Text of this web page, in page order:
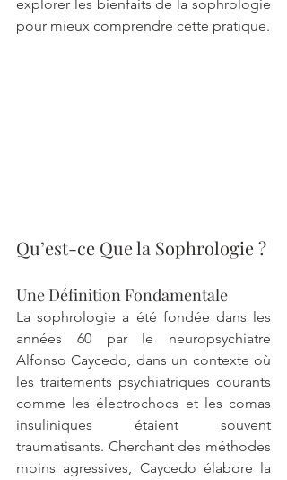
explorer les bienfaits de la sophrologie
Qu’est-ce Que la Sophrologie ?
Une Définition Fondamentale
La sophrologie a été fondée dans les
années 60 par le neuropsychiatre
Alfonso Caycedo, dans un contexte où
les traitements psychiatriques courants
comme les électrochocs et les comas
insuliniques étaient souvent
traumatisants. Cherchant des méthodes
moins agressives, Caycedo élabore la